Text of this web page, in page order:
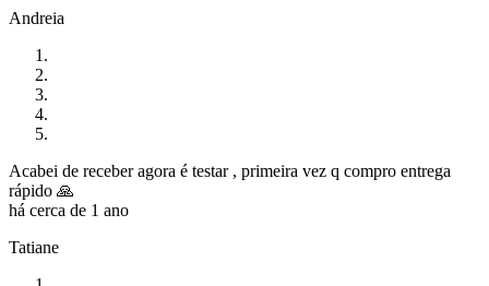
Andreia
Acabei de receber agora é testar , primeira vez q compro entrega
rápido 🙏
há cerca de 1 ano
Tatiane